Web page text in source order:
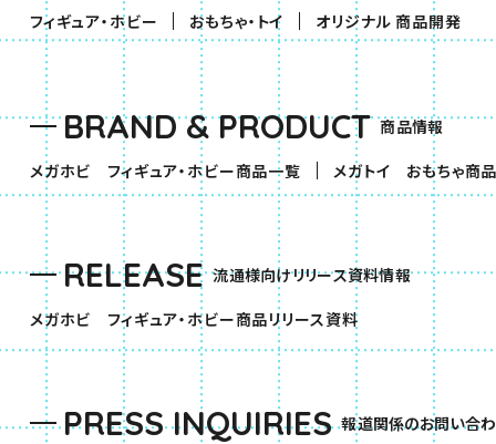
フィギュア・ホビー （別ウィンドウで開きます）
おもちゃ・トイ （別ウィンドウで開きます）
オリジナル 商品開発
BRAND & PRODUCT 商品情報
メガホビ フィギュア・ホビー商品一覧 （別ウィンドウで開きます）
メガトイ おもちゃ商
RELEASE 流通様向けリリース資料情報
メガホビ フィギュア・ホビー商品リリース資料（別ウィンドウで開きま
PRESS INQUIRIES 報道関係のお問い合